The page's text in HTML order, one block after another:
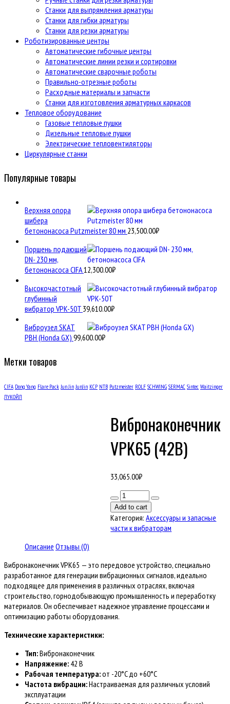
Станки для выпрямления арматуры
Станки для гибки арматуры
Станки для резки арматуры
Роботизированные центры
Автоматические гибочные центры
Автоматические линии резки и сортировки
Автоматические сварочные роботы
Правильно-отрезные роботы
Расходные материалы и запчасти
Станки для изготовления арматурных каркасов
Тепловое оборудование
Газовые тепловые пушки
Дизельные тепловые пушки
Электрические тепловентиляторы
Циркулярные станки
Популярные товары
Верхняя опора
шибера
бетононасоса Putzmeister 80 мм 23,500.00₽
Поршень подающий
DN- 230 мм,
бетононасоса CIFA12,300.00₽
Высокочастотный
глубинный
вибратор VPK-50T 39,610.00₽
Виброузел SKAT
РВH (Honda GX) 99,600.00₽
Метки товаров
CIFA Dong Yang Flare Pack Jun Jin JunJin KCP NTB Putzmeister ROLF SCHWING SERMAC Sintec Waitzinger
ЛУКОЙЛ
Вибронаконечник
VPK65 (42В)
33,065.00₽
Количество
товара
Вибронаконечник
VPK65
(42В)
Add to cart
Категория:Аксессуары и запасные
части к вибраторам
Описание Отзывы (0)
Вибронаконечник VPK65 — это передовое устройство, специально
разработанное для генерации вибрационных сигналов, идеально
подходящее для применения в различных отраслях, включая
строительство, горнодобывающую промышленность и переработку
материалов. Он обеспечивает надежное управление процессами и
оптимизацию работы оборудования.
Технические характеристики:
Тип:Вибронаконечник
Напряжение: 42 В
Рабочая температура:от -20°C до +60°C
Частота вибрации:Настраиваемая для различных условий
эксплуатации